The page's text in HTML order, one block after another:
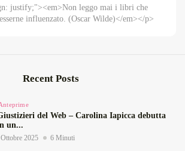
justify;"><em>Non leggo mai i libri che
influenzato. (Oscar Wilde)</em></p>
Recent Posts
del Web – Carolina Iapicca debutta
un...
2025 6 Minuti